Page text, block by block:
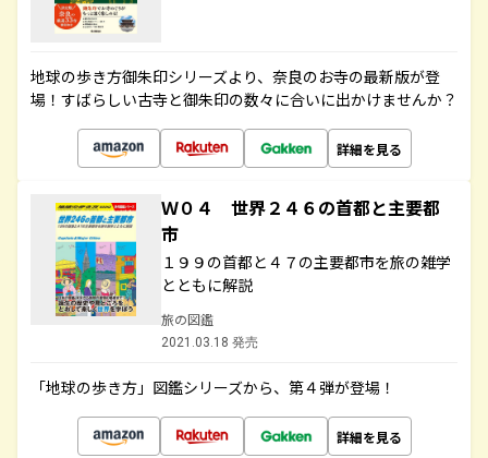
地球の歩き方御朱印シリーズより、奈良のお寺の最新版が登
場！すばらしい古寺と御朱印の数々に合いに出かけませんか？
詳細を見る
Ｗ０４ 世界２４６の首都と主要都
市
１９９の首都と４７の主要都市を旅の雑学
とともに解説
旅の図鑑
2021.03.18 発売
「地球の歩き方」図鑑シリーズから、第４弾が登場！
詳細を見る